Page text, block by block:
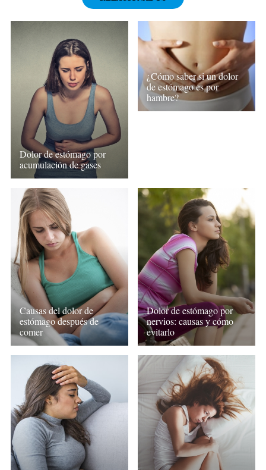
Dolor de estómago por
acumulación de gases
¿Cómo saber si un dolor
de estómago es por
hambre?
Causas del dolor de
estómago después de
comer
Dolor de estómago por
nervios: causas y cómo
evitarlo